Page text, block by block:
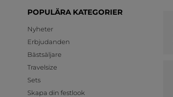
POPULÄRA KATEGORIER
Nyheter
Erbjudanden
Bästsäljare
Travelsize
Sets
Skapa din festlook